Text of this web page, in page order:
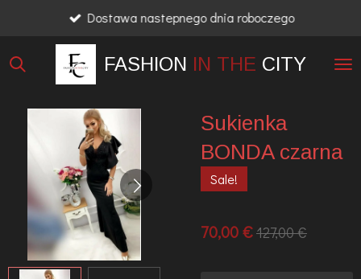
głównej
FASHION IN THE CITY
Dostawa nastepnego dnia roboczego
Sukienka
BONDA czarna
Sale!
70,00 €127,00 €